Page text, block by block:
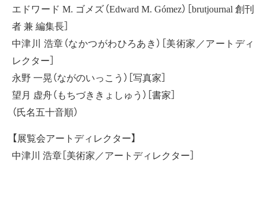
エドワード M. ゴメズ（Edward M. Gómez）［brutjournal 創刊
者 兼 編集長］
中津川 浩章（なかつがわひろあき）［美術家／アートディ
レクター］
永野 一晃（ながのいっこう）［写真家］
望月 虚舟（もちづききょしゅう）［書家］
（氏名五十音順）
【展覧会アートディレクター】
中津川 浩章［美術家／アートディレクター］